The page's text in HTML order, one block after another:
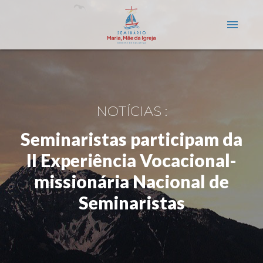
menu
NOTÍCIAS :
Seminaristas participam da
II Experiência Vocacional-
missionária Nacional de
Seminaristas